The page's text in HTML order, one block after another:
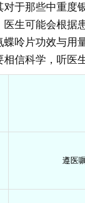
于那些中重度
生可能会根据
呤片功效与用
信科学，听医
遵医